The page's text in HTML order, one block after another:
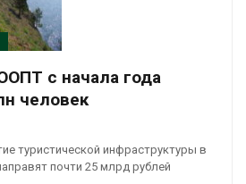
с начала года
человек
туристической инфраструктуры в
почти 25 млрд рублей